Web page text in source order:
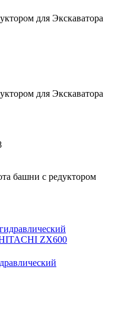
для Экскаватора
для Экскаватора
башни с редуктором